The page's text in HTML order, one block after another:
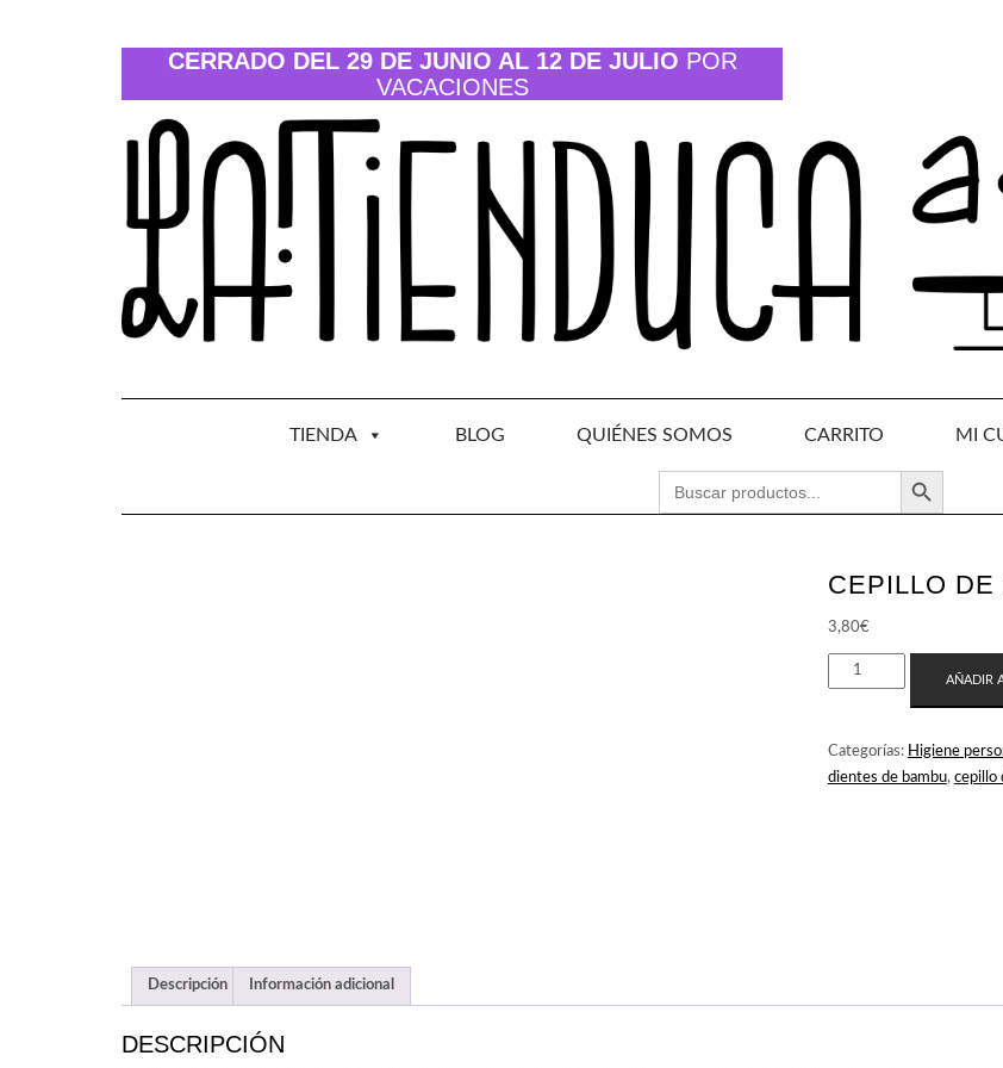
CERRADO DEL 29 DE JUNIO AL 12 DE JULIO POR
VACACIONES
TIENDA BLOG QUIÉNES SOMOS CARRITO MI
BUSCAR:
BOTÓN DE BÚSQUEDA
CEPILLO
3,80€
CEPILLO
DE
INFANTIL
DE
AÑADIR
Categorías: Higiene
dientes de bambu, cepillo
Descripción Información adicional
DESCRIPCIÓN